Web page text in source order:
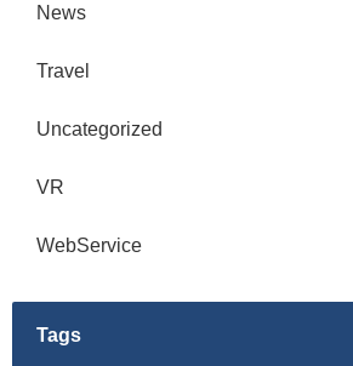
News
Travel
Uncategorized
VR
WebService
Tags